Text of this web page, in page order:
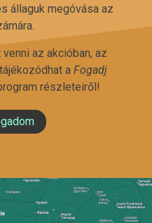
állaguk megóvása az
az akcióban, az
a Fogadj
részleteiről!